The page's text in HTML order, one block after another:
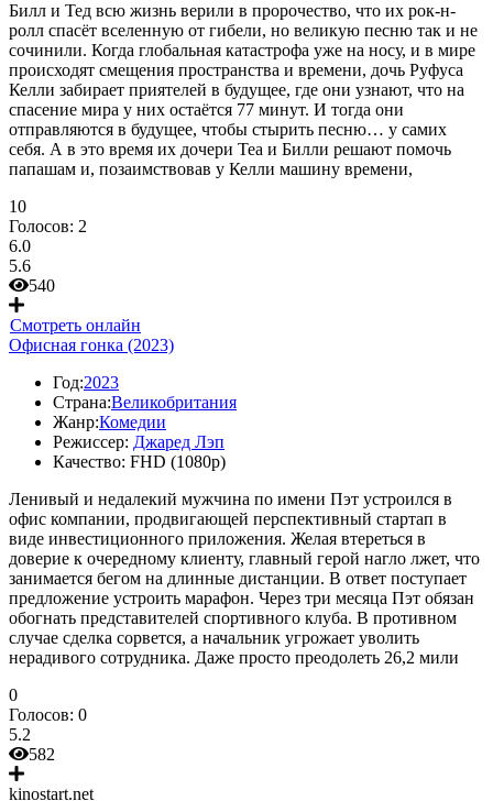
Билл и Тед всю жизнь верили в пророчество, что их рок-н-
ролл спасёт вселенную от гибели, но великую песню так и не
сочинили. Когда глобальная катастрофа уже на носу, и в мире
происходят смещения пространства и времени, дочь Руфуса
Келли забирает приятелей в будущее, где они узнают, что на
спасение мира у них остаётся 77 минут. И тогда они
отправляются в будущее, чтобы стырить песню… у самих
себя. А в это время их дочери Теа и Билли решают помочь
папашам и, позаимствовав у Келли машину времени,
10
Голосов: 2
6.0
5.6
540
Смотреть онлайн
Офисная гонка (2023)
Год:2023
Страна:Великобритания
Жанр:Комедии
Режиссер: Джаред Лэп
Качество: FHD (1080p)
Ленивый и недалекий мужчина по имени Пэт устроился в
офис компании, продвигающей перспективный стартап в
виде инвестиционного приложения. Желая втереться в
доверие к очередному клиенту, главный герой нагло лжет, что
занимается бегом на длинные дистанции. В ответ поступает
предложение устроить марафон. Через три месяца Пэт обязан
обогнать представителей спортивного клуба. В противном
случае сделка сорвется, а начальник угрожает уволить
нерадивого сотрудника. Даже просто преодолеть 26,2 мили
0
Голосов: 0
5.2
582
kinostart.net